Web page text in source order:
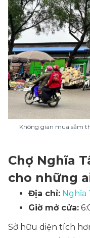
Không gian mua sắm
Chợ Nghĩa
cho những
Địa chỉ: Nghĩa
Giờ mở cửa:
Sở hữu diện tích